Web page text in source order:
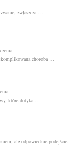
zwłaszcza …
choroba …
które dotyka …
ale odpowiednie podejście